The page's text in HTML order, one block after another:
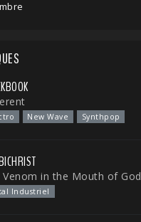
New Wave Synthpop
Venom in the Mouth of God
Industriel